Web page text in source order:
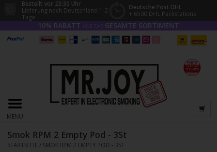
Bestellt vor 23:30 Uhr
Lieferung nach Deutschland 1-2
Tage
Deutsche Post DHL
+ 6500 DHL Packstations
10% RABATT GESAMTE SORTIMENT
MENU
Smok RPM 2 Empty Pod - 3St
STARTSEITE / SMOK RPM 2 EMPTY POD - 3ST